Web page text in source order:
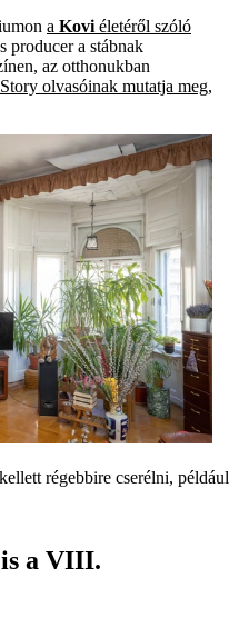
a Kovi életéről szóló
producer a stábnak
az otthonukban
olvasóinak mutatja meg,
régebbire cserélni, például
a VIII.